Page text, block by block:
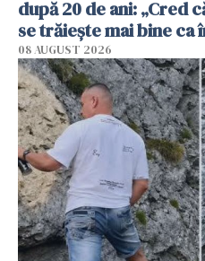
după 20 de ani: „Cred
se trăiește mai bine ca
08 AUGUST 2026